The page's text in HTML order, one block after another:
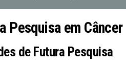
Pesquisa em Câncer
de Futura Pesquisa